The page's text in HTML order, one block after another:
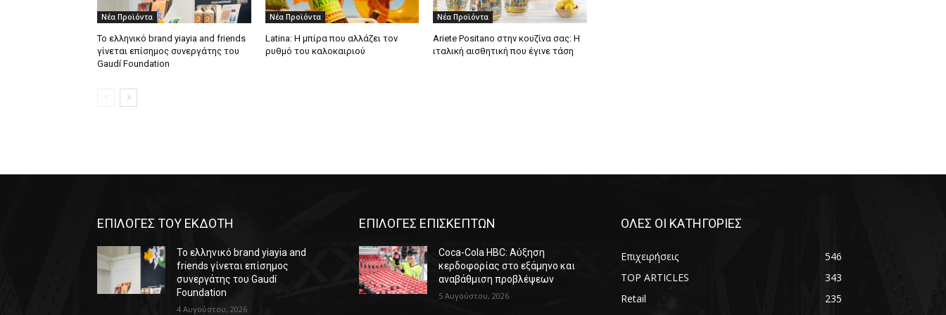
Νέα Προϊόντα
Το ελληνικό brand yiayia and friends
γίνεται επίσημος συνεργάτης του
Gaudí Foundation
Νέα Προϊόντα
Latina: Η μπίρα που αλλάζει τον
ρυθμό του καλοκαιριού
Νέα Προϊόντα
Ariete Positano στην κουζίνα σας: Η
ιταλική αισθητική που έγινε τάση
ΕΠΙΛΟΓΕΣ ΤΟΥ ΕΚΔΟΤΗ
Το ελληνικό brand yiayia and
friends γίνεται επίσημος
συνεργάτης του Gaudí
Foundation
4 Αυγούστου, 2026
ΕΠΙΛΟΓΕΣ ΕΠΙΣΚΕΠΤΩΝ
Coca-Cola HBC: Αύξηση
κερδοφορίας στο εξάμηνο και
αναβάθμιση προβλέψεων
5 Αυγούστου, 2026
ΟΛΕΣ ΟΙ ΚΑΤΗΓΟΡΙΕΣ
Επιχειρήσεις
546
TOP ARTICLES
343
Retail
235